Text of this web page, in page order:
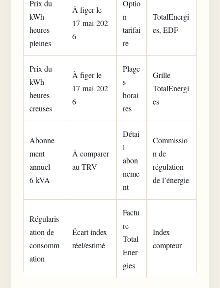
Prix du
kWh
heures
pleines
À figer le
17 mai 202
6
Optio
n
tarifai
re
TotalEnergi
es, EDF
Prix du
kWh
heures
creuses
À figer le
17 mai 202
6
Plage
s
horai
res
Grille
TotalEnergi
es
Abonne
ment
annuel
6 kVA
À comparer
au TRV
Détai
l
abon
neme
nt
Commissio
n de
régulation
de l’énergie
Régularis
ation de
consomm
ation
Écart index
réel/estimé
Factu
re
Total
Ener
gies
Index
compteur